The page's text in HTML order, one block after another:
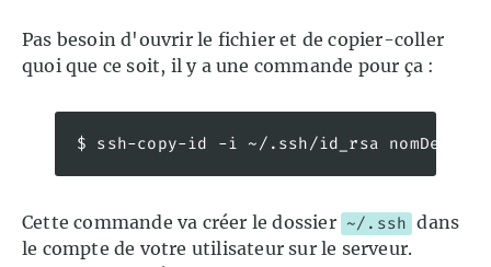
Pas besoin d'ouvrir le fichier et de copier-coller
quoi que ce soit, il y a une commande pour ça :
$ ssh-copy-id -i ~/.ssh/id_rsa
Cette commande va créer le dossier ~/.ssh dans
le compte de votre utilisateur sur le serveur.